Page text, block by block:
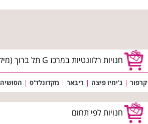
חנויות רלוונטיות במרכז G תל ברוך (מיקדו)
קרפור | ג'ימיז פיצה | ריבאר | מקדונלד'ס | הסושיה
חנויות לפי תחום